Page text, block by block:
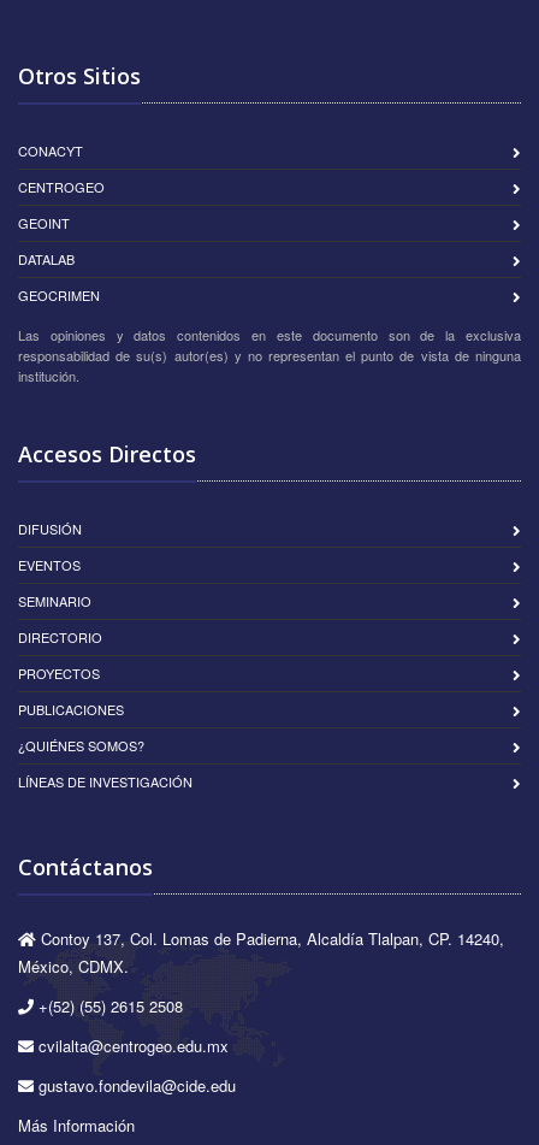
Otros Sitios
CONACYT
CENTROGEO
GEOINT
DATALAB
GEOCRIMEN
Las opiniones y datos contenidos en este documento son de la exclusiva
responsabilidad de su(s) autor(es) y no representan el punto de vista de ninguna
institución.
Accesos Directos
DIFUSIÓN
EVENTOS
SEMINARIO
DIRECTORIO
PROYECTOS
PUBLICACIONES
¿QUIÉNES SOMOS?
LÍNEAS DE INVESTIGACIÓN
Contáctanos
Contoy 137, Col. Lomas de Padierna, Alcaldía Tlalpan, CP. 14240,
México, CDMX.
+(52) (55) 2615 2508
cvilalta@centrogeo.edu.mx
gustavo.fondevila@cide.edu
Más Información